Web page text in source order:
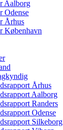
Aalborg
Odense
Århus
København
Århus
Aalborg
Randers
Odense
Silkeborg